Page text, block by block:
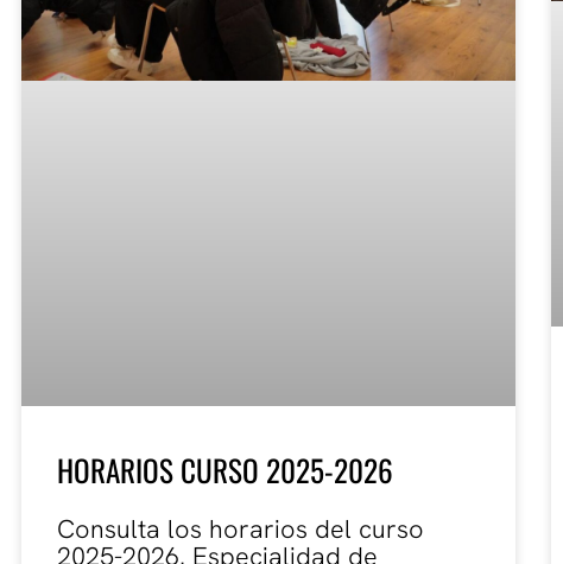
HORARIOS CURSO 2025-2026
Consulta los horarios del curso
2025-2026. Especialidad de